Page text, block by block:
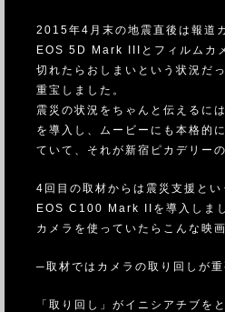
2015年4月末の地震直後は報道
EOS 5D Mark IIIとフィルムカ
切れたらおしまいという状況だ
重宝しました。
震災の状況をちゃんと伝えるに
を導入し、ムービーにも本格的
ていて、それが新宿ピカデリー
4回目の取材からは震災支援と
EOS C100 Mark IIを導入しま
カメラを使っていたらこんな映
─取材ではカメラの取り回しが
「取り回し」がイニシアチブ